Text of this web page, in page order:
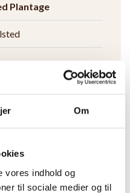
Om
vores indhold og
til sociale medier og til
Plantage